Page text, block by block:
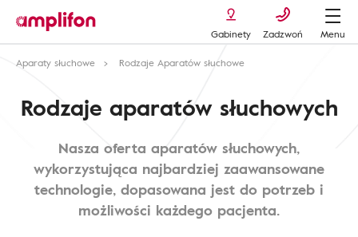
Gabinety Zadzwoń
Menu
Aparaty słuchowe
Rodzaje Aparatów słuchowe
Rodzaje aparatów słuchowych
Nasza oferta aparatów słuchowych,
wykorzystująca najbardziej zaawansowane
technologie, dopasowana jest do potrzeb i
możliwości każdego pacjenta.